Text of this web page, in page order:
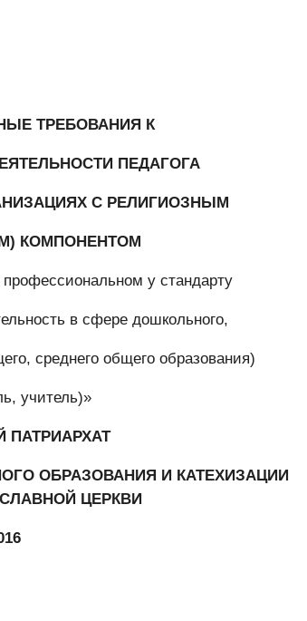
ТРЕБОВАНИЯ К
ПЕДАГОГА
С РЕЛИГИОЗНЫМ
КОМПОНЕНТОМ
профессиональном у стандарту
в сфере дошкольного,
среднего общего образования)
учитель)»
ПАТРИАРХАТ
ОБРАЗОВАНИЯ И КАТЕХИЗАЦИИ
ЦЕРКВИ